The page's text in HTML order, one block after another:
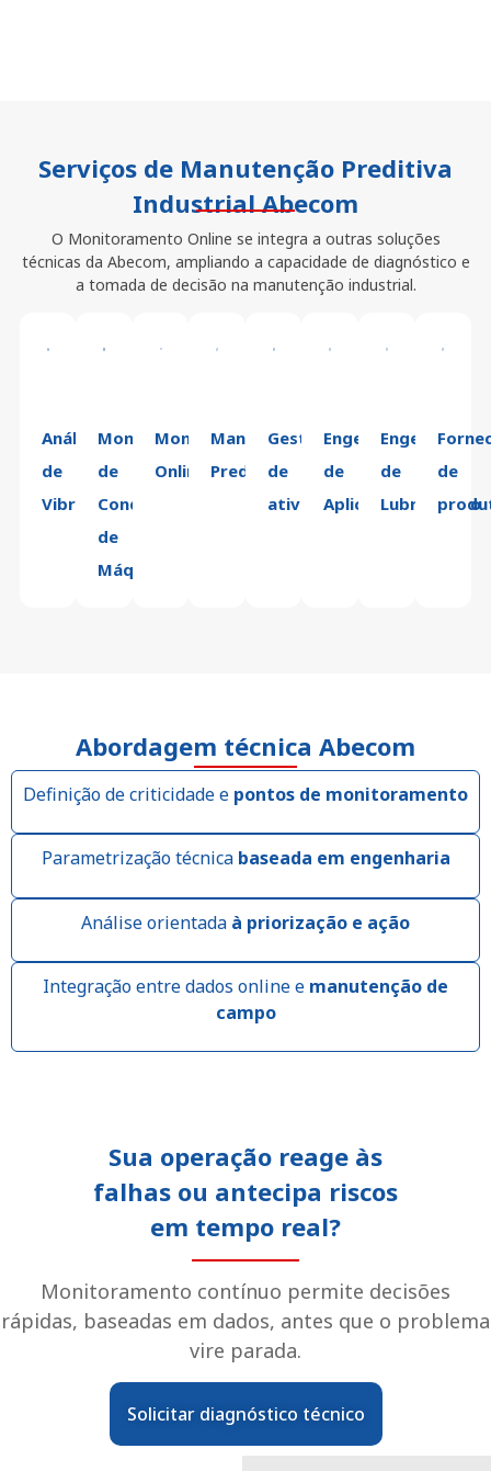
Serviços de Manutenção Preditiva
Industrial Abecom
O Monitoramento Online se integra a outras soluções
técnicas da Abecom, ampliando a capacidade de diagnóstico e
a tomada de decisão na manutenção industrial.
Análise
de
Vibração
Monitoramento
de
Condição
de
Máquina
Monitoramento
Online
Manutenção
Preditiva
Gestão
de
ativos
Engenharia
de
Aplicação
Engenharia
de
Lubrificação
de
Abordagem técnica Abecom
Definição de criticidade e pontos de monitoramento
Parametrização técnicabaseada em engenharia
Análise orientada à priorização e ação
Integração entre dados online e manutenção de
campo
Sua operação reage às
falhas ou antecipa riscos
em tempo real?
Monitoramento contínuo permite decisões
rápidas, baseadas em dados, antes que o problema
vire parada.
Solicitar diagnóstico técnico